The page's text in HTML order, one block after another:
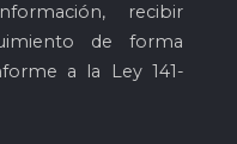
recibir
de forma
a la Ley 141-